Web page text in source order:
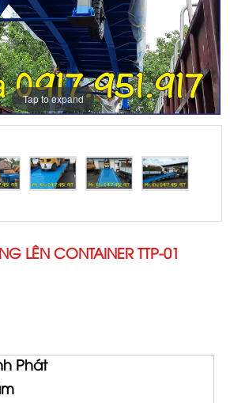
Tap to expand
LÊN CONTAINER TTP-01
Phát